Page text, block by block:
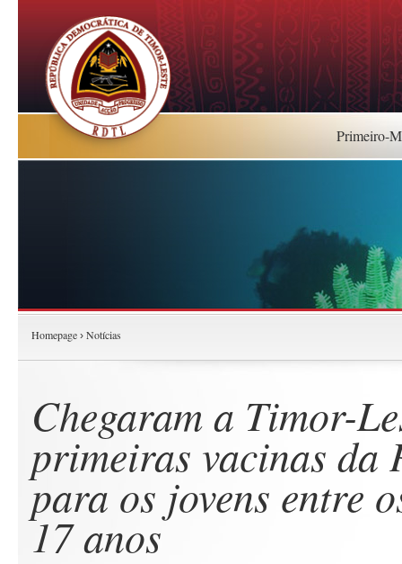
Primeiro-
Homepage › Notícias
Chegaram a Timor-
primeiras vacinas da
para os jovens entre
17 anos